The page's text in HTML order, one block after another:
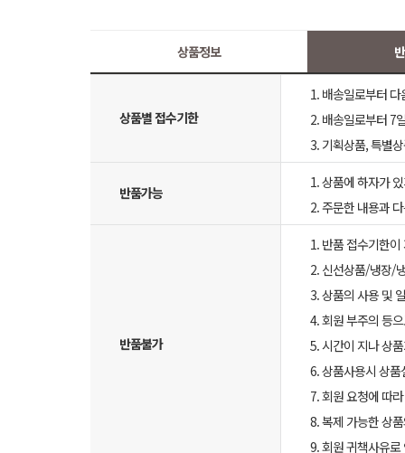
상품정보
상품별 접수기한
1. 배송일로부터
2. 배송일로부터 7
3. 기획상품, 특별
반품가능
1. 상품에 하자가
2. 주문한 내용과
반품불가
1. 반품 접수기한이
2. 신선상품/냉장/
3. 상품의 사용 및
4. 회원 부주의 등
5. 시간이 지나 상
6. 상품사용시 상
7. 회원 요청에 따
8. 복제 가능한 상
9. 회원 귀책사유